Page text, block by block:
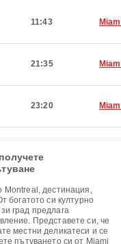
11:43
21:35
23:20
Montreal, дестинация,
богатото си културно
град предлага
Представете си, че
местни деликатеси и се
пътуването си от Miami